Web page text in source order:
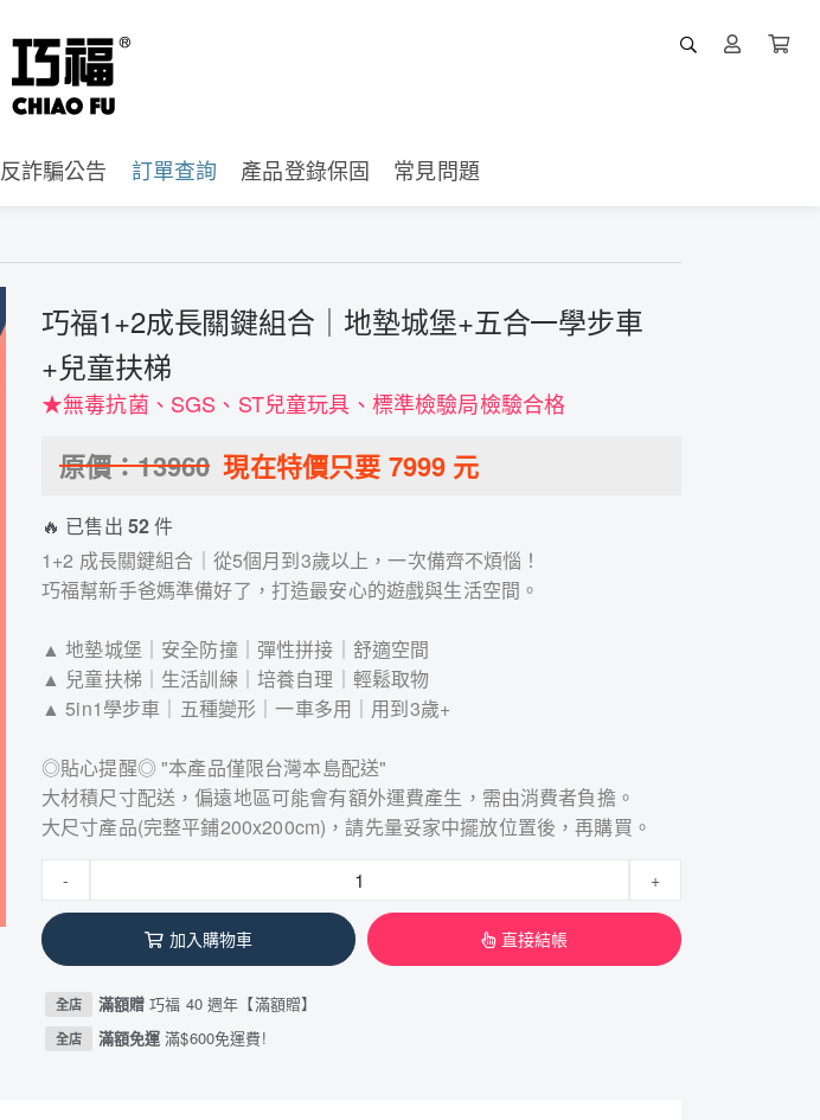
詐騙公告 訂單查詢 產品登錄保固 常見問題
巧福1+2成長關鍵組合｜地墊城堡+五合一學步車
+兒童扶梯
★無毒抗菌、SGS、ST兒童玩具、標準檢驗局檢驗合格
原價：13960 現在特價只要 7999 元
🔥 已售出 52件
1+2 成長關鍵組合｜從5個月到3歲以上，一次備齊不煩惱！
巧福幫新手爸媽準備好了，打造最安心的遊戲與生活空間。
▲ 地墊城堡｜安全防撞｜彈性拼接｜舒適空間
▲ 兒童扶梯｜生活訓練｜培養自理｜輕鬆取物
▲ 5in1學步車｜五種變形｜一車多用｜用到3歲+
◎貼心提醒◎ "本產品僅限台灣本島配送"
大材積尺寸配送，偏遠地區可能會有額外運費產生，需由消費者負擔。
大尺寸產品(完整平鋪200x200cm)，請先量妥家中擺放位置後，再購買。
- +
加入購物車 直接結帳
全店 滿額贈巧福 40 週年【滿額贈】
全店 滿額免運滿$600免運費!